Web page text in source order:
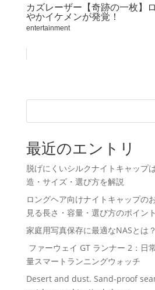
カズレーザー【奇跡の一枚】
やかイケメンが発覚！
entertainment
最近のエントリ
脱げにくいシルクナイトキャップ
造・サイズ・選び方を解説
ロングヘア向けナイトキャップの
見る長さ・容量・選び方のポイント
家庭用写真保存に最適なNASとは？
ファーウェイ GT ランナー 2：日
量スマートランニングウォッチ
Desert and dust. Sand-proof